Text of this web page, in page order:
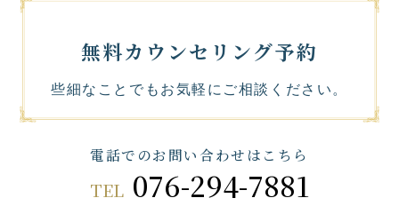
無料カウンセリング予約
些細なことでもお気軽にご相談ください。
電話でのお問い合わせはこちら
TEL 076-294-7881